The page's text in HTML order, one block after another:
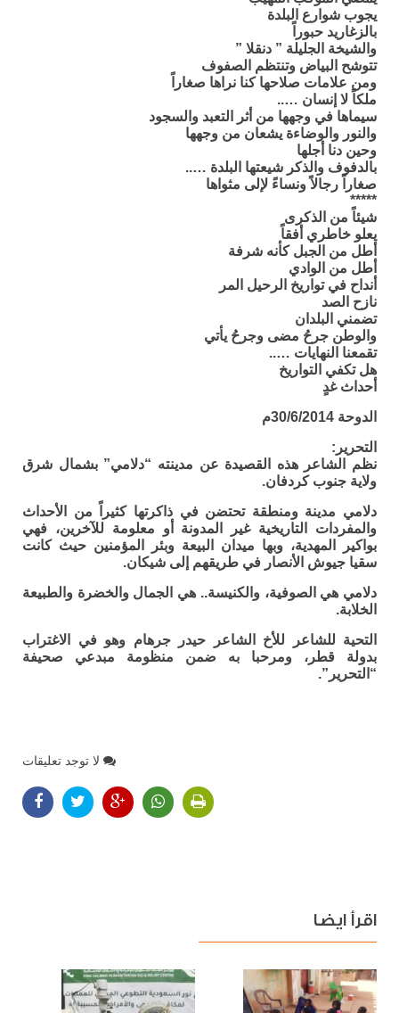
يجوب شوارع البلدة
بالزغاريد حبوراً
والشيخة الجليلة ” دنقلا ”
تتوشح البياض وتنتظم الصفوف
ومن علامات صلاحها كنا نراها صغاراً
ملكاً لا إنسان …..
سيماها في وجهها من أثر التعبد والسجود
والنور والوضاءة يشعان من وجهها
وحين دنا أجلها
بالدفوف والذكر شيعتها البلدة …..
صغاراً رجالاً ونساءً لإلى مثواها
*****
شيئاً من الذكرى
يعلو خاطري أفقاً
أطل من الجبل كأنه شرفة
أطل من الوادي
أنداح في تواريخ الرحيل المر
نازح الصد
تضمني البلدان
والوطن جرحُ مضى وجرحُ يأتي
تقمعنا النهايات …..
هل تكفي التواريخ
أحداث غدٍ
الدوحة 30/6/2014م
التحرير:
نظم الشاعر هذه القصيدة عن مدينته “دلامي” بشمال شرق
ولاية جنوب كردفان.
دلامي مدينة ومنطقة تحتضن في ذاكرتها كثيراً من الأحداث
والمفردات التاريخية غير المدونة أو معلومة للآخرين، فهي
بواكير المهدية، وبها ميدان البيعة وبئر المؤمنين حيث كانت
سقيا جيوش الأنصار في طريقهم إلى شيكان.
دلامي هي الصوفية، والكنيسة.. هي الجمال والخضرة والطبيعة
الخلابة.
التحية للشاعر للأخ الشاعر حيدر جرهام وهو في الاغتراب
بدولة قطر، ومرحبا به ضمن منظومة مبدعي صحيفة
“التحرير”.
لا توجد تعليقات
اقرأ ايضا